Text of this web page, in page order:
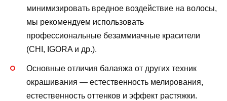
минимизировать вредное воздействие на волосы,
мы рекомендуем использовать
профессиональные безаммиачные красители
(CHI, IGORA и др.).
Основные отличия балаяжа от других техник
окрашивания — естественность мелирования,
естественность оттенков и эффект растяжки.